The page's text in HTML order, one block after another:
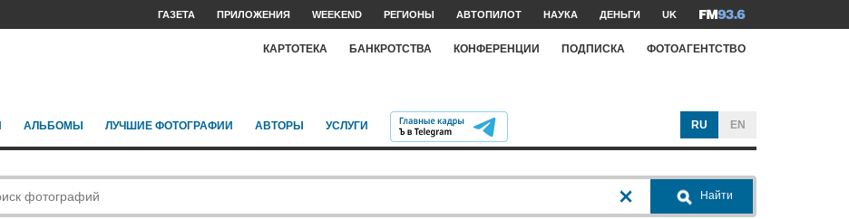
ГАЗЕТА ПРИЛОЖЕНИЯ WEEKEND РЕГИОНЫ АВТОПИЛОТ НАУКА ДЕНЬГИ UK
КАРТОТЕКА БАНКРОТСТВА КОНФЕРЕНЦИИ ПОДПИСКА ФОТОАГЕНТСТВО
АЛЬБОМЫ ЛУЧШИЕ ФОТОГРАФИИ АВТОРЫ УСЛУГИ RU EN
Найти